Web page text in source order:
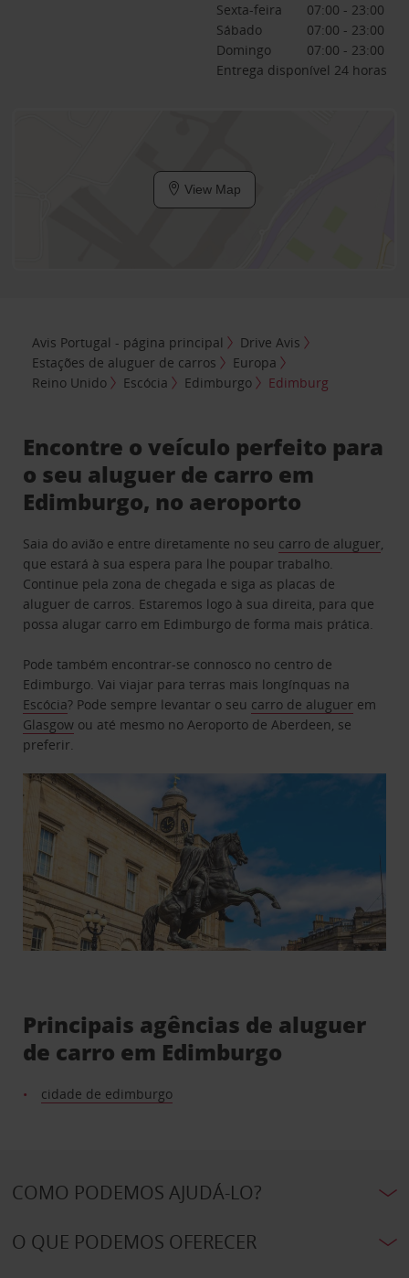
Sexta-feira
07:00 - 23:00
Sábado
07:00 - 23:00
Domingo
07:00 - 23:00
Entrega disponível 24 horas
View Map
Avis Portugal - página principal
Drive Avis
Estações de aluguer de carros
Europa
Reino Unido
Escócia Edimburgo Edimburg
Encontre o veículo perfeito para
o seu aluguer de carro em
Edimburgo, no aeroporto
Saia do avião e entre diretamente no seu carro de aluguer
que estará à sua espera para lhe poupar trabalho.
Continue pela zona de chegada e siga as placas de
aluguer de carros. Estaremos logo à sua direita, para que
possa alugar carro em Edimburgo de forma mais prática.
Pode também encontrar-se connosco no centro de
Edimburgo. Vai viajar para terras mais longínquas na
Escócia? Pode sempre levantar o seu carro de aluguer em
Glasgow ou até mesmo no Aeroporto de Aberdeen, se
preferir.
Principais agências de aluguer
de carro em Edimburgo
cidade de edimburgo
COMO PODEMOS AJUDÁ-LO?
O QUE PODEMOS OFERECER